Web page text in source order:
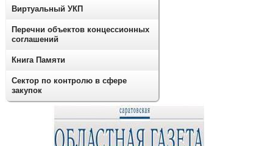
Виртуальный УКП
Перечни объектов концессионных
соглашений
Книга Памяти
Сектор по контролю в сфере
закупок